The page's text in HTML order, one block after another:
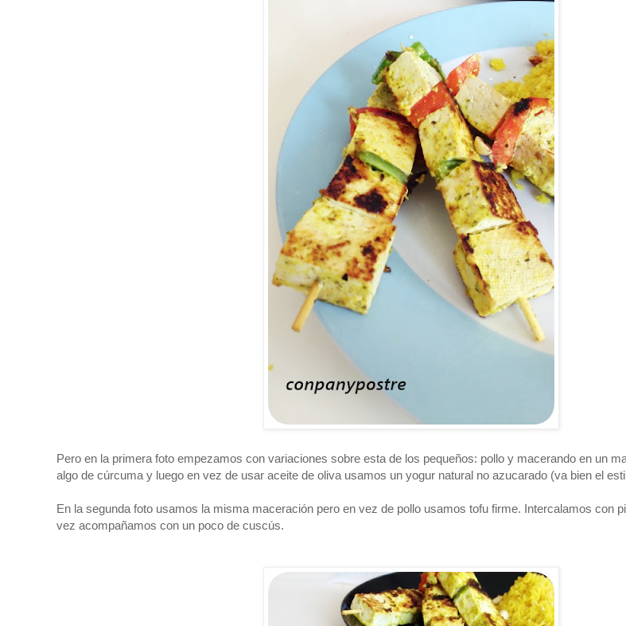
Pero en la primera foto empezamos con variaciones sobre esta de los pequeños: pollo y macerando en un
algo de cúrcuma y luego en vez de usar aceite de oliva usamos un yogur natural no azucarado (va bien el
En la segunda foto usamos la misma maceración pero en vez de pollo usamos tofu firme. Intercalamos con
vez acompañamos con un poco de cuscús.